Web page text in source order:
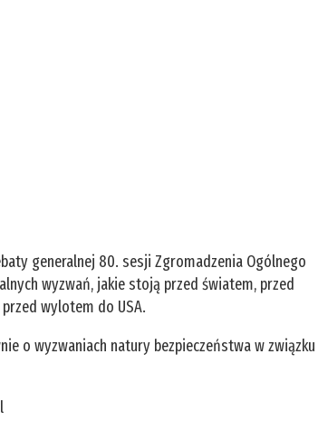
generalnej 80. sesji Zgromadzenia Ogólnego
wyzwań, jakie stoją przed światem, przed
wylotem do USA.
o wyzwaniach natury bezpieczeństwa w związku